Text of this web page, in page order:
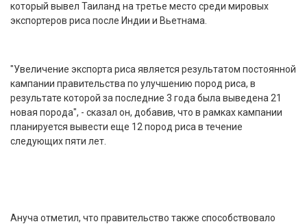
который вывел Таиланд на третье место среди мировых
экспортеров риса после Индии и Вьетнама.
"Увеличение экспорта риса является результатом постоянной
кампании правительства по улучшению пород риса, в
результате которой за последние 3 года была выведена 21
новая порода", - сказал он, добавив, что в рамках кампании
планируется вывести еще 12 пород риса в течение
следующих пяти лет.
Ануча отметил, что правительство также способствовало